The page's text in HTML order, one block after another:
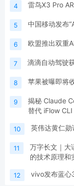
4 雷鸟X3 Pro
5 中国移动发布
6 欧盟推出双重
7 滴滴自动驾驶
8 苹果被曝即将
9
揭秘 Claude
替代 iFlow CLI
10 英伟达黄仁
11
万字长文｜大
的技术原理和
12 vivo发布蓝心